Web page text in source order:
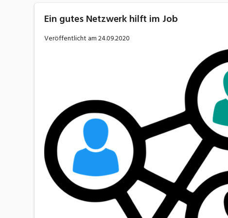
Ein gutes Netzwerk hilft im Job
Veröffentlicht am24.09.2020